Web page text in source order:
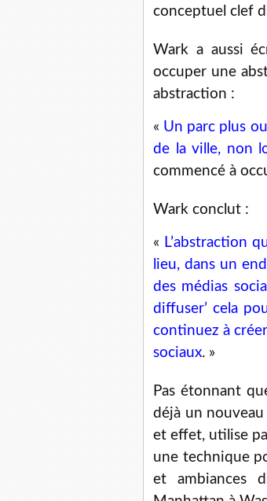
conceptuel clef
Wark a aussi
occuper une
abstraction :
« Un parc plus
de la ville, non
commencé à
Wark conclut :
« L’abstraction
lieu, dans un
des médias
diffuser’ cela
continuez à
sociaux. »
Pas étonnant
déjà un nouveau
et effet, utilise
une technique
et ambiances